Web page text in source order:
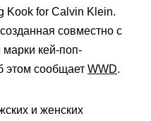
Kook for Calvin Klein.
совместно с
кей-поп-
этом сообщает WWD.
и женских